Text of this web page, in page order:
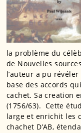
la problème du
de Nouvelles
l’auteur a pu
base des accords
cachet. Sa creation
(1756/63). Cette
large et enrichit les
chachet D’AB,